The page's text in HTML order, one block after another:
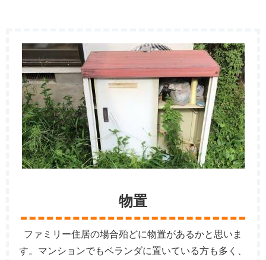
物置
ファミリー住居の場合殆どに物置があるかと思いま
す。マンションでもベランダに置いている方も多く、